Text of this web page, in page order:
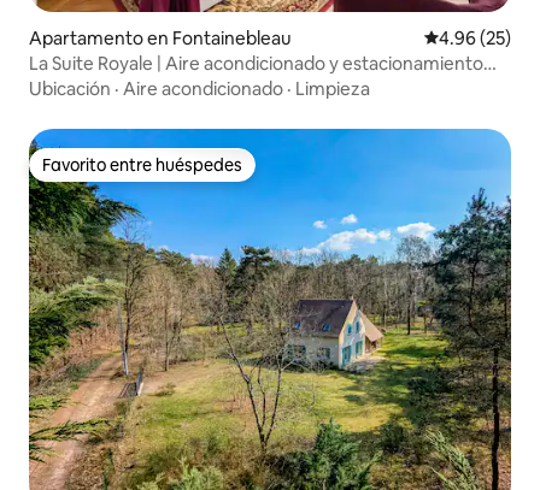
Apartamento en Fontainebleau Calificación
4.96 (25)
La Suite Royale | Aire acondicionado y estacionamiento
gratuitos en el centro
Ubicación · Aire acondicionado · Limpieza
Favorito entre huéspedes
Favorito entre huéspedes